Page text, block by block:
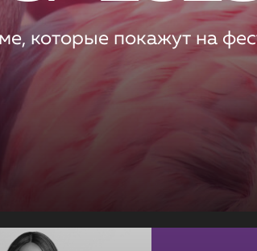
которые покажут на